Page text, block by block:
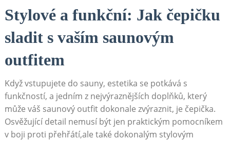
Stylové a funkční: Jak čepičku
sladit s vaším saunovým
outfitem
Když vstupujete do sauny, estetika se potkává s
funkčností, a jedním z nejvýraznějších doplňků, který
může váš saunový outfit dokonale zvýraznit, je čepička.
Osvěžující detail nemusí být jen praktickým pomocníkem
v boji proti přehřátí,ale také dokonalým stylovým